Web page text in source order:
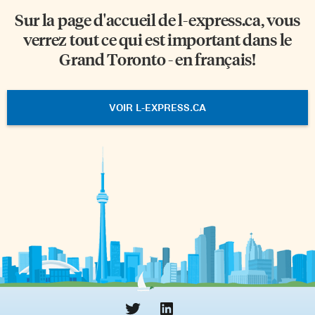
Sur la page d'accueil del-express.ca, vous
verrez tout ce qui est important dans le
Grand Toronto - en français!
VOIR L-EXPRESS.CA